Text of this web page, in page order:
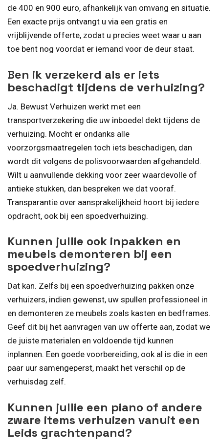
de 400 en 900 euro, afhankelijk van omvang en situatie.
Een exacte prijs ontvangt u via een gratis en
vrijblijvende offerte, zodat u precies weet waar u aan
toe bent nog voordat er iemand voor de deur staat.
Ben ik verzekerd als er iets
beschadigt tijdens de verhuizing?
Ja. Bewust Verhuizen werkt met een
transportverzekering die uw inboedel dekt tijdens de
verhuizing. Mocht er ondanks alle
voorzorgsmaatregelen toch iets beschadigen, dan
wordt dit volgens de polisvoorwaarden afgehandeld.
Wilt u aanvullende dekking voor zeer waardevolle of
antieke stukken, dan bespreken we dat vooraf.
Transparantie over aansprakelijkheid hoort bij iedere
opdracht, ook bij een spoedverhuizing.
Kunnen jullie ook inpakken en
meubels demonteren bij een
spoedverhuizing?
Dat kan. Zelfs bij een spoedverhuizing pakken onze
verhuizers, indien gewenst, uw spullen professioneel in
en demonteren ze meubels zoals kasten en bedframes.
Geef dit bij het aanvragen van uw offerte aan, zodat we
de juiste materialen en voldoende tijd kunnen
inplannen. Een goede voorbereiding, ook al is die in een
paar uur samengeperst, maakt het verschil op de
verhuisdag zelf.
Kunnen jullie een piano of andere
zware items verhuizen vanuit een
Leids grachtenpand?